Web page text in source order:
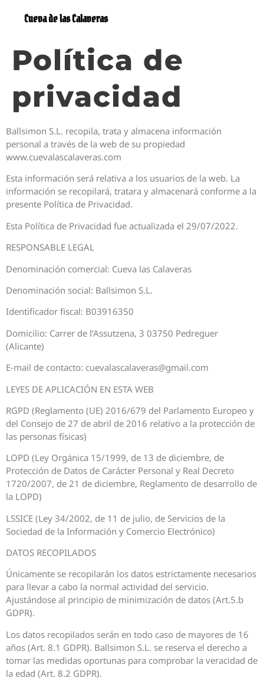
Cueva de las Calaveras
Política de
privacidad
Ballsimon S.L. recopila, trata y almacena información
personal a través de la web de su propiedad
www.cuevalascalaveras.com
Esta información será relativa a los usuarios de la web. La
información se recopilará, tratara y almacenará conforme a la
presente Política de Privacidad.
Esta Política de Privacidad fue actualizada el 29/07/2022.
RESPONSABLE LEGAL
Denominación comercial: Cueva las Calaveras
Denominación social: Ballsimon S.L.
Identificador fiscal: B03916350
Domicilio: Carrer de l’Assutzena, 3 03750 Pedreguer
(Alicante)
E-mail de contacto: cuevalascalaveras@gmail.com
LEYES DE APLICACIÓN EN ESTA WEB
RGPD (Reglamento (UE) 2016/679 del Parlamento Europeo y
del Consejo de 27 de abril de 2016 relativo a la protección de
las personas físicas)
LOPD (Ley Orgánica 15/1999, de 13 de diciembre, de
Protección de Datos de Carácter Personal y Real Decreto
1720/2007, de 21 de diciembre, Reglamento de desarrollo de
la LOPD)
LSSICE (Ley 34/2002, de 11 de julio, de Servicios de la
Sociedad de la Información y Comercio Electrónico)
DATOS RECOPILADOS
Únicamente se recopilarán los datos estrictamente necesarios
para llevar a cabo la normal actividad del servicio.
Ajustándose al principio de minimización de datos (Art.5.b
GDPR).
Los datos recopilados serán en todo caso de mayores de 16
años (Art. 8.1 GDPR). Ballsimon S.L. se reserva el derecho a
tomar las medidas oportunas para comprobar la veracidad de
la edad (Art. 8.2 GDPR).